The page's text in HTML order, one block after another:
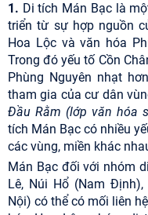
1. Di tích Mán Bạc là
triển từ sự hợp nguồn
Hoa Lộc và văn hóa
Trong đó yếu tố Cồn
Phùng Nguyên nhạt
tham gia của cư dân
Đầu Rằm (lớp văn hóa
tích Mán Bạc có nhiều
các vùng, miền khác
Mán Bạc đối với nhóm
Lê, Núi Hổ (Nam
Nội) có thể có mối liên